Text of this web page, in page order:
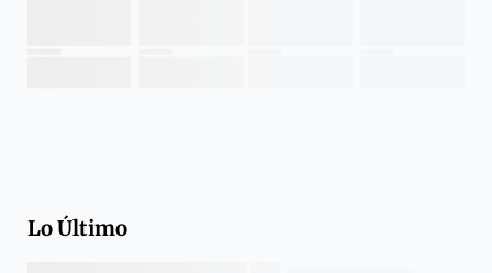
Lo Último